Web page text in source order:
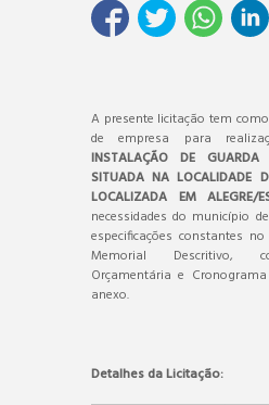
A presente licitação tem
de empresa para
INSTALAÇÃO DE
SITUADA NA LOCALIDADE
LOCALIZADA EM ALEGRE/
necessidades do município
especificações constantes
Memorial Descritivo,
Orçamentária e
anexo.
Detalhes da Licitação: